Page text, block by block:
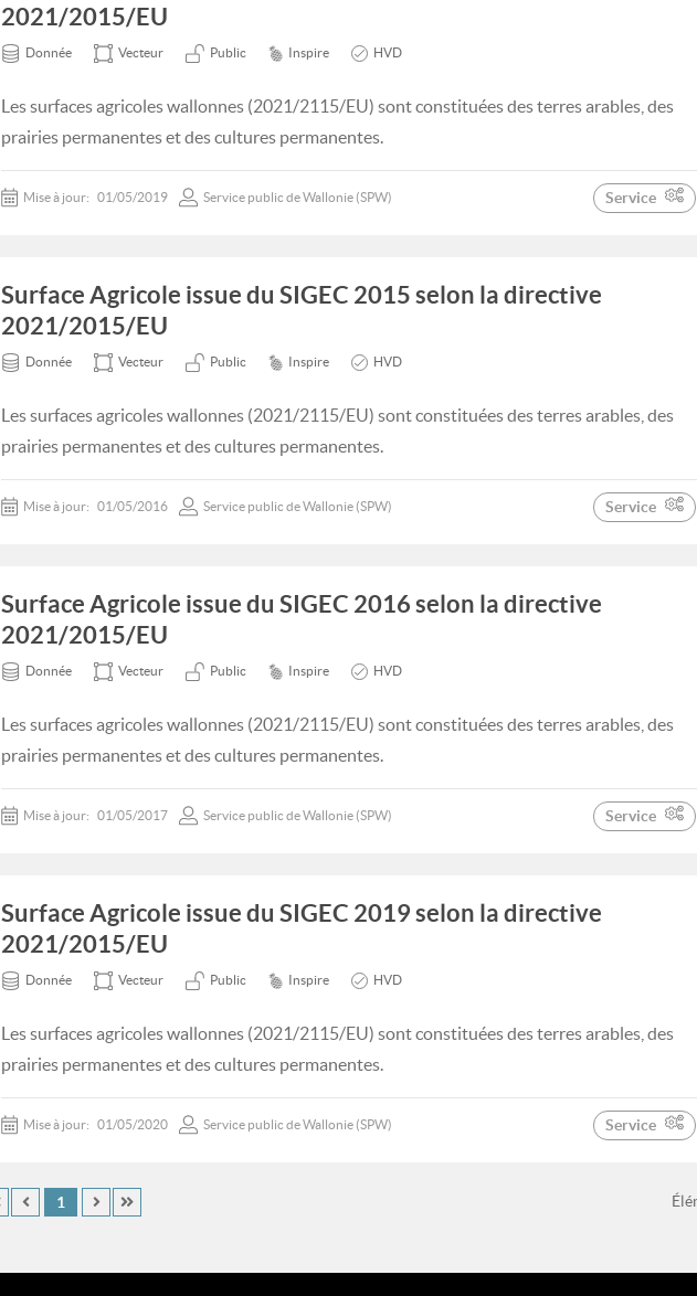
2021/2015/EU
Donnée Vecteur Public Inspire HVD
Les surfaces agricoles wallonnes (2021/2115/EU) sont constituées des terres arables, des
prairies permanentes et des cultures permanentes.
Mise à jour: 01/05/2019 Service public de Wallonie (SPW) Service
Surface Agricole issue du SIGEC 2015 selon la directive
2021/2015/EU
Donnée Vecteur Public Inspire HVD
Les surfaces agricoles wallonnes (2021/2115/EU) sont constituées des terres arables, des
prairies permanentes et des cultures permanentes.
Mise à jour: 01/05/2016 Service public de Wallonie (SPW) Service
Surface Agricole issue du SIGEC 2016 selon la directive
2021/2015/EU
Donnée Vecteur Public Inspire HVD
Les surfaces agricoles wallonnes (2021/2115/EU) sont constituées des terres arables, des
prairies permanentes et des cultures permanentes.
Mise à jour: 01/05/2017 Service public de Wallonie (SPW) Service
Surface Agricole issue du SIGEC 2019 selon la directive
2021/2015/EU
Donnée Vecteur Public Inspire HVD
Les surfaces agricoles wallonnes (2021/2115/EU) sont constituées des terres arables, des
prairies permanentes et des cultures permanentes.
Mise à jour: 01/05/2020 Service public de Wallonie (SPW) Service
1